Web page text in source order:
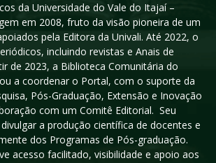
da Universidade do Vale do Itajaí –
em 2008, fruto da visão pioneira de um
pela Editora da Univali. Até 2022, o
incluindo revistas e Anais de
de 2023, a Biblioteca Comunitária do
a coordenar o Portal, com o suporte da
Pós-Graduação, Extensão e Inovação
com um Comitê Editorial. Seu
a produção científica de docentes e
dos Programas de Pós-graduação.
acesso facilitado, visibilidade e apoio aos